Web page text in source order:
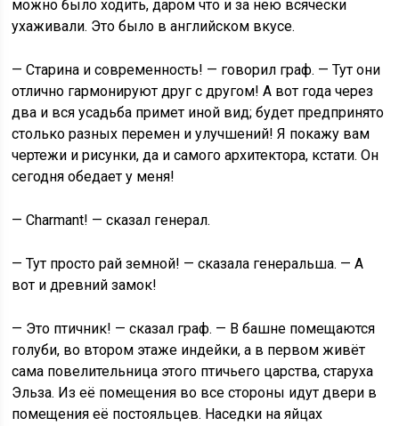
можно было ходить, даром что и за нею всячески
ухаживали. Это было в английском вкусе.
— Старина и современность! — говорил граф. — Тут они
отлично гармонируют друг с другом! А вот года через
два и вся усадьба примет иной вид; будет предпринято
столько разных перемен и улучшений! Я покажу вам
чертежи и рисунки, да и самого архитектора, кстати. Он
сегодня обедает у меня!
— Charmant! — сказал генерал.
— Тут просто рай земной! — сказала генеральша. — А
вот и древний замок!
— Это птичник! — сказал граф. — В башне помещаются
голуби, во втором этаже индейки, а в первом живёт
сама повелительница этого птичьего царства, старуха
Эльза. Из её помещения во все стороны идут двери в
помещения её постояльцев. Наседки на яйцах